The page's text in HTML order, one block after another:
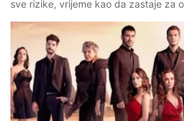
sve rizike, vrijeme kao da zastaje za